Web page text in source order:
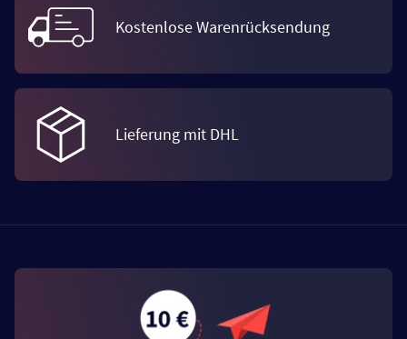
Kostenlose Warenrücksendung
Lieferung mit DHL